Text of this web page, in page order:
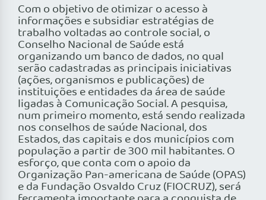
Com o objetivo de otimizar o acesso à
informações e subsidiar estratégias de
trabalho voltadas ao controle social, o
Conselho Nacional de Saúde está
organizando um banco de dados, no qual
serão cadastradas as principais iniciativas
(ações, organismos e publicações) de
instituições e entidades da área de saúde
ligadas à Comunicação Social. A pesquisa,
num primeiro momento, está sendo realizada
nos conselhos de saúde Nacional, dos
Estados, das capitais e dos municípios com
população a partir de 300 mil habitantes. O
esforço, que conta com o apoio da
Organização Pan-americana de Saúde (OPAS)
e da Fundação Osvaldo Cruz (FIOCRUZ), será